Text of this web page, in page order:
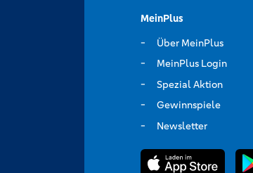
MeinPlus
Über MeinPlus
MeinPlus Login
Spezial Aktion
Gewinnspiele
Newsletter